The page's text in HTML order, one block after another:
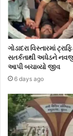
ગોડાદરા વિસ્તારમાં
સતર્કતાથી અધેડને
આપી બચાવ્યો જીવ
6 days ago